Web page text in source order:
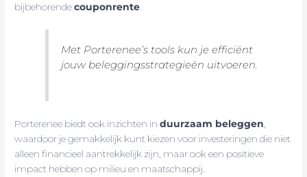
bijbehorendecouponrente
Met Porterenee’s tools kun je efficiënt
jouw beleggingsstrategieën uitvoeren.
Porterenee biedt ook inzichten induurzaam beleggen,
waardoor je gemakkelijk kunt kiezen voor investeringen die niet
alleen financieel aantrekkelijk zijn, maar ook een positieve
impact hebben op milieu en maatschappij.